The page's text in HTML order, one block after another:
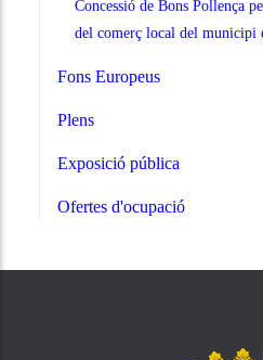
Concessió de Bons Pollença
del comerç local del municipi
Fons Europeus
Plens
Exposició pública
Ofertes d'ocupació